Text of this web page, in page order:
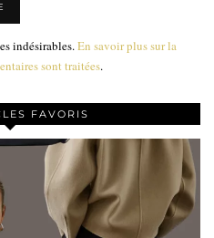
indésirables. En savoir plus sur la
sont traitées.
FAVORIS